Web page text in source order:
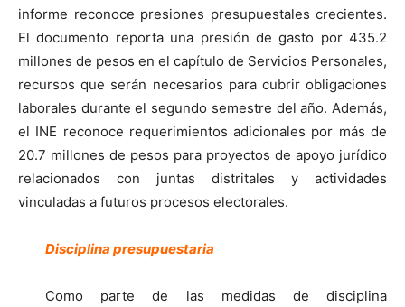
informe reconoce presiones presupuestales crecientes.
El documento reporta una presión de gasto por 435.2
millones de pesos en el capítulo de Servicios Personales,
recursos que serán necesarios para cubrir obligaciones
laborales durante el segundo semestre del año. Además,
el INE reconoce requerimientos adicionales por más de
20.7 millones de pesos para proyectos de apoyo jurídico
relacionados con juntas distritales y actividades
vinculadas a futuros procesos electorales.
Disciplina presupuestaria
Como parte de las medidas de disciplina